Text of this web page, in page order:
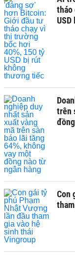
tháo
trên
Con